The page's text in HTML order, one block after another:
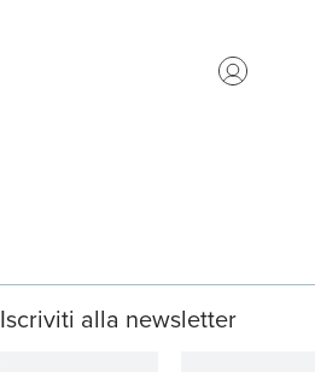
Iscriviti alla newsletter